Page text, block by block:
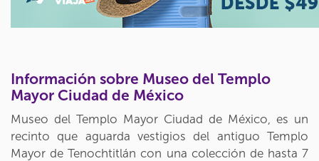
Información sobre Museo del Templo
Mayor Ciudad de México
Museo del Templo Mayor Ciudad de México, es un
recinto que aguarda vestigios del antiguo Templo
Mayor de Tenochtitlán con una colección de hasta 7